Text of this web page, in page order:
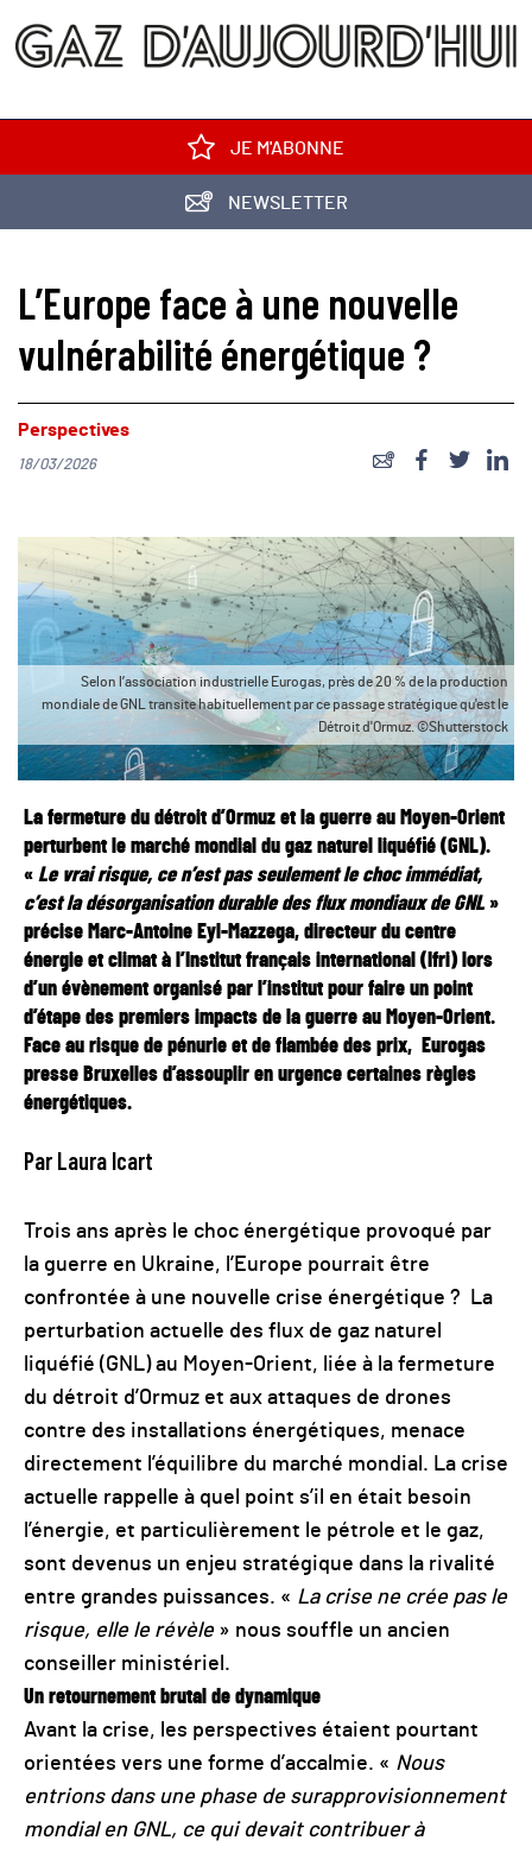
JE M'ABONNE
NEWSLETTER
L’Europe face à une nouvelle
vulnérabilité énergétique ?
Perspectives
18/03/2026
Selon l’association industrielle Eurogas, près de 20 % de la production
mondiale de GNL transite habituellement par ce passage stratégique qu'est le
Détroit d'Ormuz. ©Shutterstock
La fermeture du détroit d’Ormuz et la guerre au Moyen-Orient
perturbent le marché mondial du gaz naturel liquéfié (GNL).
« Le vrai risque, ce n’est pas seulement le choc immédiat,
c’est la désorganisation durable des flux mondiaux de GNL »
précise Marc-Antoine Eyl-Mazzega, directeur du centre
énergie et climat à l’Institut français international (Ifri) lors
d’un évènement organisé par l’institut pour faire un point
d’étape des premiers impacts de la guerre au Moyen-Orient.
Face au risque de pénurie et de flambée des prix, Eurogas
presse Bruxelles d’assouplir en urgence certaines règles
énergétiques.
Par Laura Icart
Trois ans après le choc énergétique provoqué par
la guerre en Ukraine, l’Europe pourrait être
confrontée à une nouvelle crise énergétique ? La
perturbation actuelle des flux de gaz naturel
liquéfié (GNL) au Moyen-Orient, liée à la fermeture
du détroit d’Ormuz et aux attaques de drones
contre des installations énergétiques, menace
directement l’équilibre du marché mondial. La crise
actuelle rappelle à quel point s’il en était besoin
l’énergie, et particulièrement le pétrole et le gaz,
sont devenus un enjeu stratégique dans la rivalité
entre grandes puissances. « La crise ne crée pas le
risque, elle le révèle » nous souffle un ancien
conseiller ministériel.
Un retournement brutal de dynamique
Avant la crise, les perspectives étaient pourtant
orientées vers une forme d’accalmie. « Nous
entrions dans une phase de surapprovisionnement
mondial en GNL, ce qui devait contribuer à